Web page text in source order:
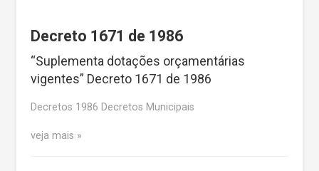
Decreto 1671 de 1986
“Suplementa dotações orçamentárias
vigentes” Decreto 1671 de 1986
Decretos 1986 Decretos Municipais
veja mais